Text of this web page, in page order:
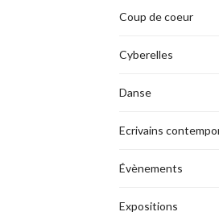
Coup de coeur
Cyberelles
Danse
Ecrivains
Évènements
Expositions